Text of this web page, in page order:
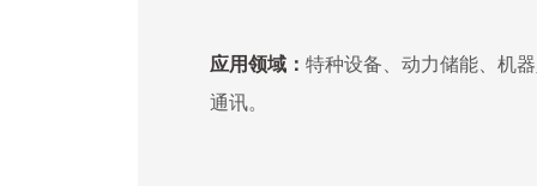
应用领域： 特种设备、动力储能、机
通讯。